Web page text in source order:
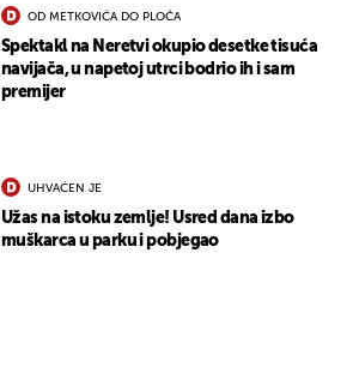
OD METKOVIĆA DO PLOČA
Spektakl na Neretvi okupio desetke tisuća
navijača, u napetoj utrci bodrio ih i sam
premijer
UHVAĆEN JE
Užas na istoku zemlje! Usred dana izbo
muškarca u parku i pobjegao